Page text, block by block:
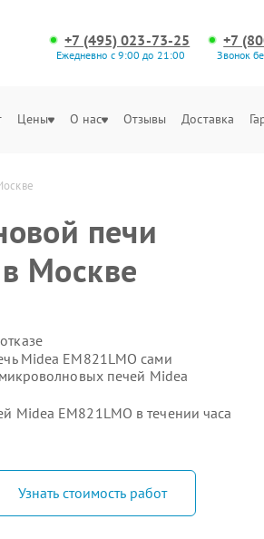
+7 (495) 023-73-25
Ежедневно с 9:00 до 21:00
+7
Звонок
Цены О нас Отзывы Доставка
печи
Москве
Midea ЕМ821LMO сами
печей Midea
Midea ЕМ821LMO в течении часа
Узнать стоимость работ